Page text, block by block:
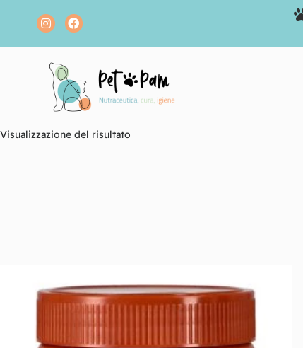
Visualizzazione del risultato